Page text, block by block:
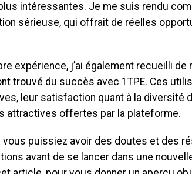
intéressantes. Je me suis rendu
sérieuse, qui offrait de réelles
expérience, j’ai également recueilli
trouvé du succès avec 1TPE. Ces
leur satisfaction quant à la diversité
attractives offertes par la plateforme.
puissiez avoir des doutes et des
avant de se lancer dans une